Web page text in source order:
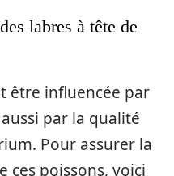
labres à tête de
être influencée par
par la qualité
Pour assurer la
ces poissons, voici